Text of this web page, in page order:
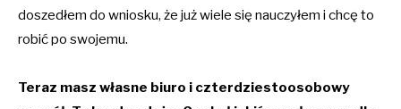
doszedłem do wniosku, że już wiele się nauczyłem i chcę to
robić po swojemu.
Teraz masz własne biuro i czterdziestoosobowy